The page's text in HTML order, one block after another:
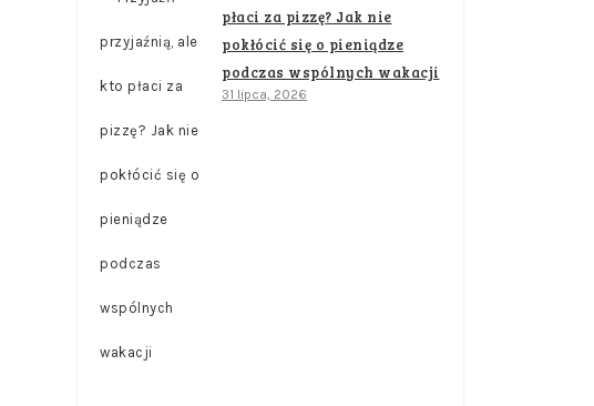
płaci za pizzę? Jak nie
pokłócić się o pieniądze
podczas wspólnych wakacji
31 lipca, 2026